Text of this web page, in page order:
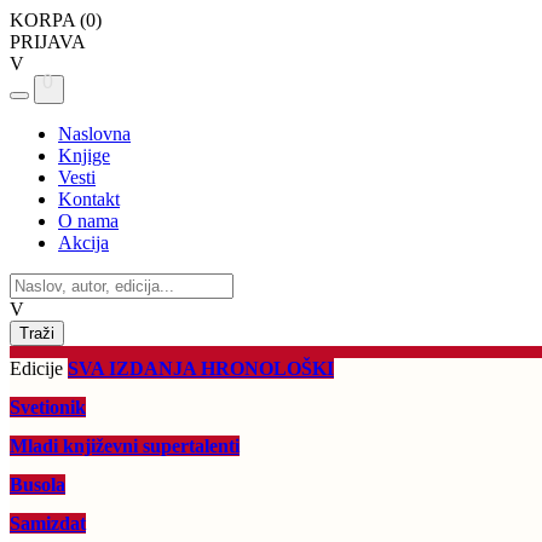
KORPA (0)
PRIJAVA
V
0
Naslovna
Knjige
Vesti
Kontakt
O nama
Akcija
V
Edicije SVA IZDANJA HRONOLOŠKI
Svetionik
Mladi književni supertalenti
Busola
Samizdat